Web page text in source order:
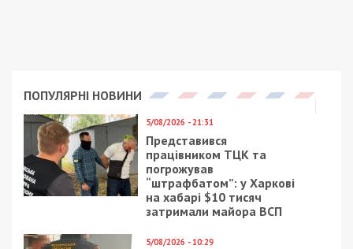
ПОПУЛЯРНІ НОВИНИ
5/08/2026 - 21:31
Представився
працівником ТЦК та
погрожував
“штрафбатом”: у Харкові
на хабарі $10 тисяч
затримали майора ВСП
5/08/2026 - 10:29